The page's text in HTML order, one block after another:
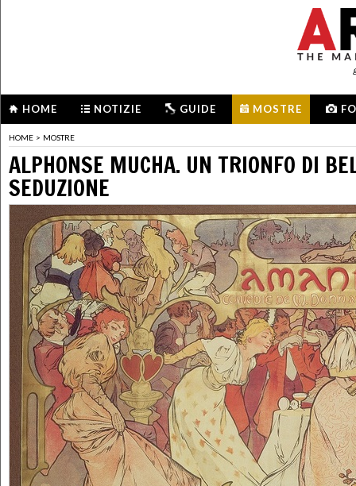
HOME NOTIZIE GUIDE MOSTRE
HOME > MOSTRE
ALPHONSE MUCHA. UN TRIONFO DI
SEDUZIONE